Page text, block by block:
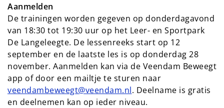
Aanmelden
De trainingen worden gegeven op donderdagavond
van 18:30 tot 19:30 uur op het Leer- en Sportpark
De Langeleegte. De lessenreeks start op 12
september en de laatste les is op donderdag 28
november. Aanmelden kan via de Veendam Beweegt
app of door een mailtje te sturen naar
veendambeweegt@veendam.nl. Deelname is gratis
en deelnemen kan op ieder niveau.